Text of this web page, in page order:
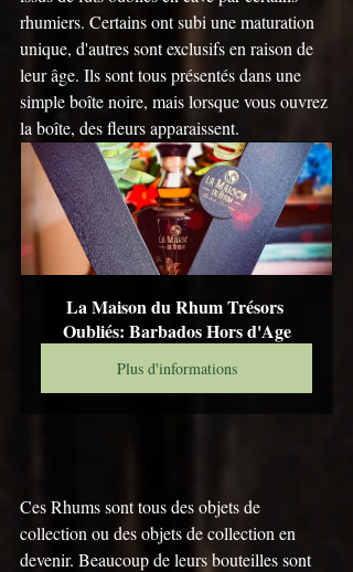
rhumiers. Certains ont subi une maturation
unique, d'autres sont exclusifs en raison de
leur âge. Ils sont tous présentés dans une
simple boîte noire, mais lorsque vous ouvrez
la boîte, des fleurs apparaissent.
La Maison du Rhum Trésors
Oubliés: Barbados Hors d'Age
Plus d'informations
Ces Rhums sont tous des objets de
collection ou des objets de collection en
devenir. Beaucoup de leurs bouteilles sont